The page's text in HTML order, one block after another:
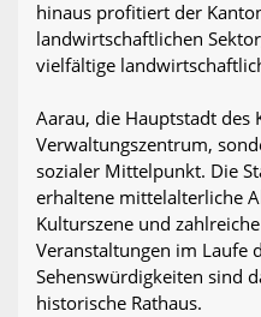
hinaus profitiert der
landwirtschaftlichen
vielfältige
Aarau, die Hauptstadt des
Verwaltungszentrum,
sozialer Mittelpunkt. Die
erhaltene mittelalterliche
Kulturszene und
Veranstaltungen im Laufe
Sehenswürdigkeiten sind
historische Rathaus.